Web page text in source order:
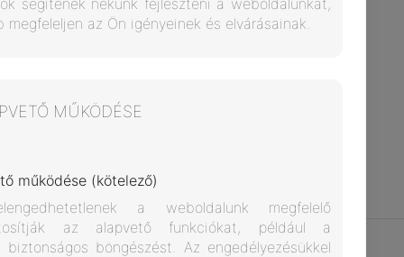
az Ön igényéről, kérdéséről, az ajánlat
miatt, akkor a kapott információk alapján
félnek nem adjuk át.
segítenek nekünk fejleszteni a weboldalunkat,
megfeleljen az Ön igényeinek és elvárásainak.
(Mautic)
tudunk biztosítani az Ön
a Mautic használatát, akkor olyan
kaphat tőlünk, amelyek
köréhez és a weboldalunkon
MŰKÖDÉSE
működése (kötelező)
az alapvető funkciókat, például a
böngészést. Az engedélyezésükkel